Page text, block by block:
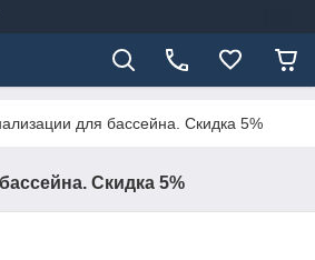
для бассейна. Скидка 5%
Скидка 5%